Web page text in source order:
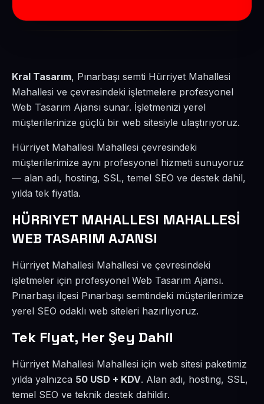
Kral Tasarım, Pınarbaşı semti Hürriyet Mahallesi
Mahallesi ve çevresindeki işletmelere profesyonel
Web Tasarım Ajansı sunar. İşletmenizi yerel
müşterilerinize güçlü bir web sitesiyle ulaştırıyoruz.
Hürriyet Mahallesi Mahallesi çevresindeki
müşterilerimize aynı profesyonel hizmeti sunuyoruz
— alan adı, hosting, SSL, temel SEO ve destek dahil,
yılda tek fiyatla.
HÜRRIYET MAHALLESI MAHALLESİ
WEB TASARIM AJANSI
Hürriyet Mahallesi Mahallesi ve çevresindeki
işletmeler için profesyonel Web Tasarım Ajansı.
Pınarbaşı ilçesi Pınarbaşı semtindeki müşterilerimize
yerel SEO odaklı web siteleri hazırlıyoruz.
Tek Fiyat, Her Şey Dahil
Hürriyet Mahallesi Mahallesi için web sitesi paketimiz
yılda yalnızca 50 USD + KDV. Alan adı, hosting, SSL,
temel SEO ve teknik destek dahildir.